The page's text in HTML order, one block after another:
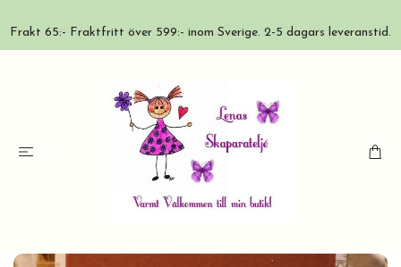
Frakt 65:- Fraktfritt över 599:- inom Sverige. 2-5 dagars leveranstid.